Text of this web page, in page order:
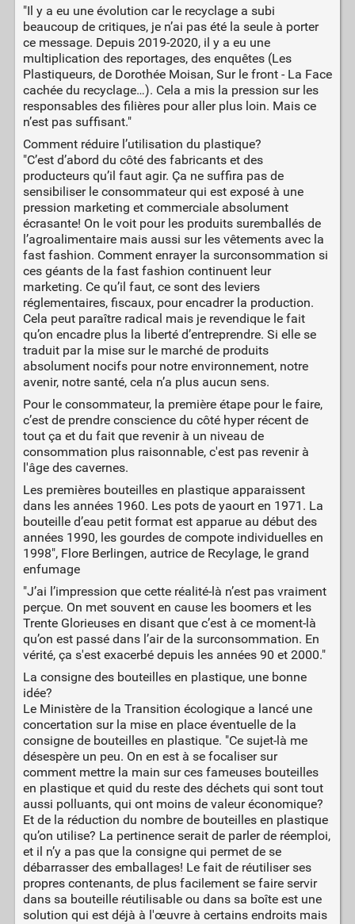
"Il y a eu une évolution car le recyclage a subi
beaucoup de critiques, je n’ai pas été la seule à porter
ce message. Depuis 2019-2020, il y a eu une
multiplication des reportages, des enquêtes (Les
Plastiqueurs, de Dorothée Moisan, Sur le front - La Face
cachée du recyclage…). Cela a mis la pression sur les
responsables des filières pour aller plus loin. Mais ce
n’est pas suffisant."
Comment réduire l’utilisation du plastique?
"C’est d’abord du côté des fabricants et des
producteurs qu’il faut agir. Ça ne suffira pas de
sensibiliser le consommateur qui est exposé à une
pression marketing et commerciale absolument
écrasante! On le voit pour les produits suremballés de
l’agroalimentaire mais aussi sur les vêtements avec la
fast fashion. Comment enrayer la surconsommation si
ces géants de la fast fashion continuent leur
marketing. Ce qu’il faut, ce sont des leviers
réglementaires, fiscaux, pour encadrer la production.
Cela peut paraître radical mais je revendique le fait
qu’on encadre plus la liberté d’entreprendre. Si elle se
traduit par la mise sur le marché de produits
absolument nocifs pour notre environnement, notre
avenir, notre santé, cela n’a plus aucun sens.
Pour le consommateur, la première étape pour le faire,
c’est de prendre conscience du côté hyper récent de
tout ça et du fait que revenir à un niveau de
consommation plus raisonnable, c'est pas revenir à
l'âge des cavernes.
Les premières bouteilles en plastique apparaissent
dans les années 1960. Les pots de yaourt en 1971. La
bouteille d’eau petit format est apparue au début des
années 1990, les gourdes de compote individuelles en
1998", Flore Berlingen, autrice de Recylage, le grand
enfumage
"J’ai l’impression que cette réalité-là n’est pas vraiment
perçue. On met souvent en cause les boomers et les
Trente Glorieuses en disant que c’est à ce moment-là
qu’on est passé dans l’air de la surconsommation. En
vérité, ça s'est exacerbé depuis les années 90 et 2000."
La consigne des bouteilles en plastique, une bonne
idée?
Le Ministère de la Transition écologique a lancé une
concertation sur la mise en place éventuelle de la
consigne de bouteilles en plastique. "Ce sujet-là me
désespère un peu. On en est à se focaliser sur
comment mettre la main sur ces fameuses bouteilles
en plastique et quid du reste des déchets qui sont tout
aussi polluants, qui ont moins de valeur économique?
Et de la réduction du nombre de bouteilles en plastique
qu’on utilise? La pertinence serait de parler de réemploi,
et il n’y a pas que la consigne qui permet de se
débarrasser des emballages! Le fait de réutiliser ses
propres contenants, de plus facilement se faire servir
dans sa bouteille réutilisable ou dans sa boîte est une
solution qui est déjà à l'œuvre à certains endroits mais